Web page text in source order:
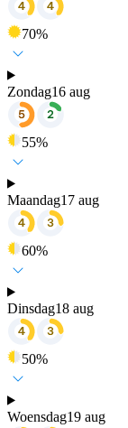
70%
Zondag16 aug
55%
Maandag17 aug
60%
Dinsdag18 aug
50%
Woensdag19 aug